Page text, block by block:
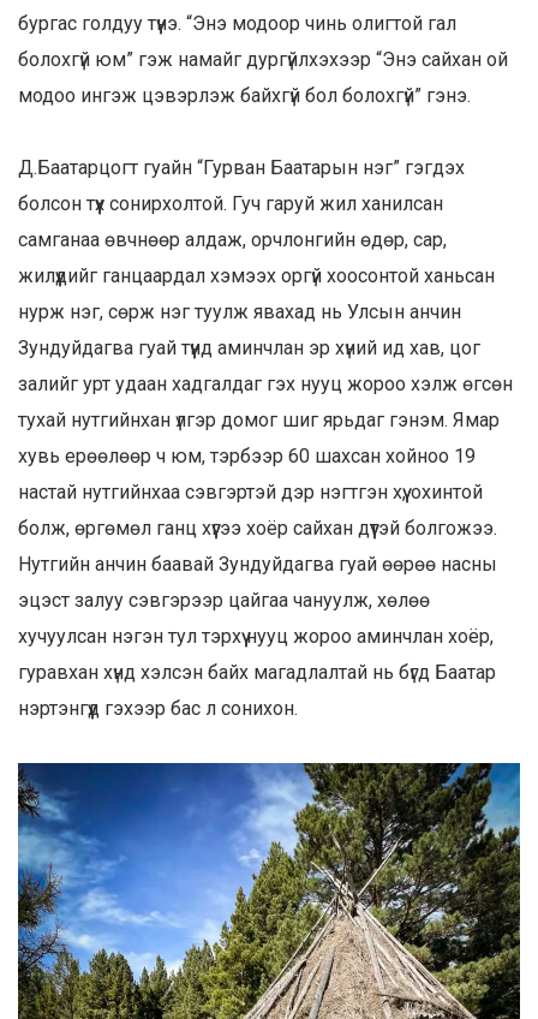
бургас голдуу түүнэ. “Энэ модоор чинь олигтой гал
болохгүй юм” гэж намайг дургүйлхэхээр “Энэ сайхан ой
модоо ингэж цэвэрлэж байхгүй бол болохгүй” гэнэ.
Д.Баатарцогт гуайн “Гурван Баатарын нэг” гэгдэх
болсон түүх сонирхолтой. Гуч гаруй жил ханилсан
самганаа өвчнөөр алдаж, орчлонгийн өдөр, сар,
жилүүдийг ганцаардал хэмээх оргүй хоосонтой ханьсан
нурж нэг, сөрж нэг туулж явахад нь Улсын анчин
Зундуйдагва гуай түүнд аминчлан эр хүний ид хав, цог
залийг урт удаан хадгалдаг гэх нууц жороо хэлж өгсөн
тухай нутгийнхан үлгэр домог шиг ярьдаг гэнэм. Ямар
хувь ерөөлөөр ч юм, тэрбээр 60 шахсан хойноо 19
настай нутгийнхаа сэвгэртэй дэр нэгтгэн хүү, охинтой
болж, өргөмөл ганц хүүгээ хоёр сайхан дүүтэй болгожээ.
Нутгийн анчин баавай Зундуйдагва гуай өөрөө насны
эцэст залуу сэвгэрээр цайгаа чануулж, хөлөө
хучуулсан нэгэн тул тэрхүү нууц жороо аминчлан хоёр,
гуравхан хүнд хэлсэн байх магадлалтай нь бүгд Баатар
нэртэнгүүд гэхээр бас л сонихон.